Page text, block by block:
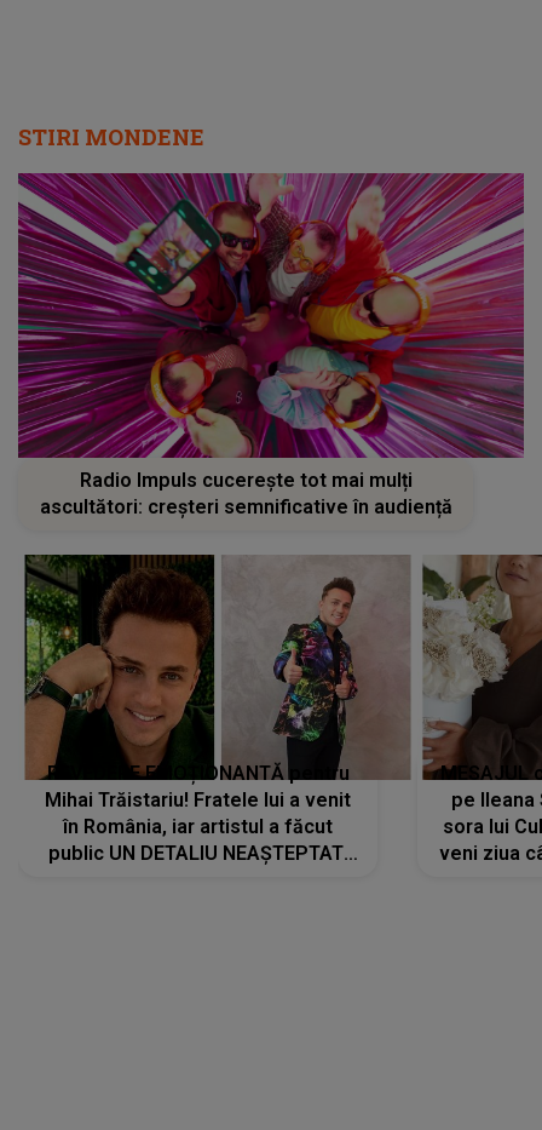
STIRI MONDENE
Radio Impuls cucerește tot mai mulți
ascultători: creșteri semnificative în audiență
REVEDERE EMOȚIONANTĂ pentru
Mihai Trăistariu! Fratele lui a venit
în România, iar artistul a făcut
public UN DETALIU NEAȘTEPTAT:
MESAJUL
pe Ileana
sora lui
veni ziua